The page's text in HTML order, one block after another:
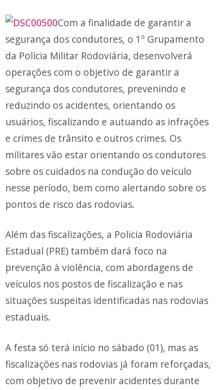
Com a finalidade de garantir a
segurança dos condutores, o 1º Grupamento
da Polícia Militar Rodoviária, desenvolverá
operações com o objetivo de garantir a
segurança dos condutores, prevenindo e
reduzindo os acidentes, orientando os
usuários, fiscalizando e autuando as infrações
e crimes de trânsito e outros crimes. Os
militares vão estar orientando os condutores
sobre os cuidados na condução do veículo
nesse período, bem como alertando sobre os
pontos de risco das rodovias.
Além das fiscalizações, a Policia Rodoviária
Estadual (PRE) também dará foco na
prevenção à violência, com abordagens de
veículos nos postos de fiscalização e nas
situações suspeitas identificadas nas rodovias
estaduais.
A festa só terá início no sábado (01), mas as
fiscalizações nas rodovias já foram reforçadas,
com objetivo de prevenir acidentes durante